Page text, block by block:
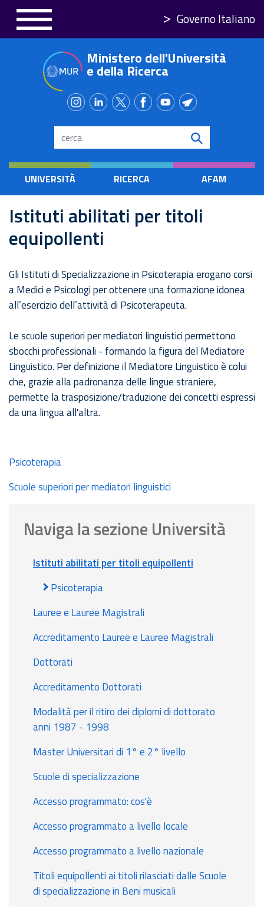
principale
Governo Italiano
Ministero dell'Università
e della Ricerca
Search
UNIVERSITÀ RICERCA AFAM
Istituti abilitati per titoli
equipollenti
Gli Istituti di Specializzazione in Psicoterapia erogano corsi
a Medici e Psicologi per ottenere una formazione idonea
all’esercizio dell’attività di Psicoterapeuta.
Le scuole superiori per mediatori linguistici permettono
sbocchi professionali - formando la figura del Mediatore
Linguistico. Per definizione il Mediatore Linguistico è colui
che, grazie alla padronanza delle lingue straniere,
permette la trasposizione/traduzione dei concetti espressi
da una lingua all'altra.
Psicoterapia
Scuole superiori per mediatori linguistici
Naviga la sezione Università
Istituti abilitati per titoli equipollenti
Psicoterapia
Lauree e Lauree Magistrali
Accreditamento Lauree e Lauree Magistrali
Dottorati
Accreditamento Dottorati
Modalità per il ritiro dei diplomi di dottorato
anni 1987 - 1998
Master Universitari di 1° e 2° livello
Scuole di specializzazione
Accesso programmato: cos'è
Accesso programmato a livello locale
Accesso programmato a livello nazionale
Titoli equipollenti ai titoli rilasciati dalle Scuole
di specializzazione in Beni musicali